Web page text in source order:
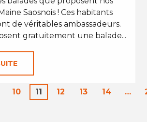
Saosnois ! Ces habitants
de véritables ambassadeurs.
gratuitement une balade...
10 11 12 13 14 …